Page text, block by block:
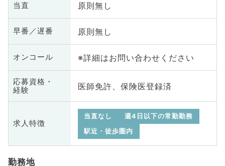
当直 原則無し
早番／遅番 原則無し
オンコール ※詳細はお問い合わせください
応募資格・
経験
医師免許、保険医登録済
求人特徴
当直なし
週4日以下の常勤勤務
駅近・徒歩圏内
勤務地